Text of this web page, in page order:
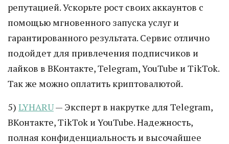
репутацией. Ускорьте рост своих аккаунтов с
помощью мгновенного запуска услуг и
гарантированного результата. Сервис отлично
подойдет для привлечения подписчиков и
лайков в ВКонтакте, Telegram, YouTube и TikTok.
Так же можно оплатить криптовалютой.
5) LYHARU— Эксперт в накрутке для Telegram,
ВКонтакте, TikTok и YouTube. Надежность,
полная конфиденциальность и высочайшее